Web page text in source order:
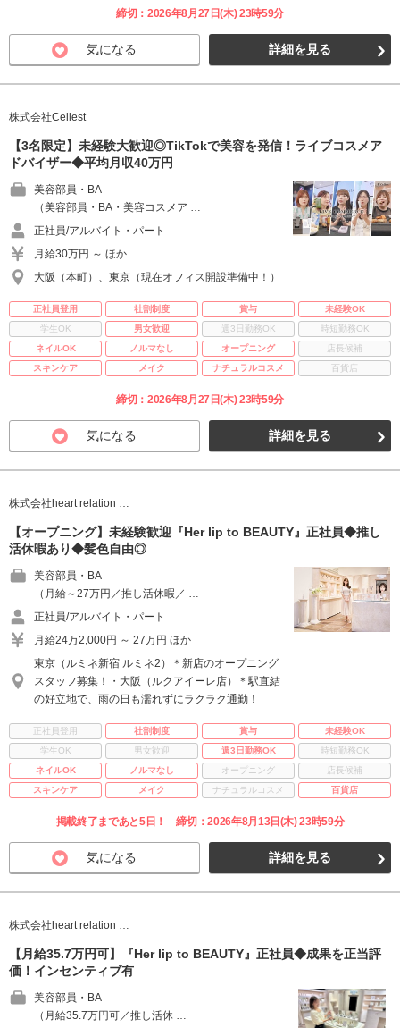
締切：2026年8月27日(木) 23時59分
気になる 詳細を見る
株式会社Cellest
【3名限定】未経験大歓迎◎TikTokで美容を発信！ライブコスメア
ドバイザー◆平均月収40万円
美容部員・BA
（美容部員・BA・美容コスメア …
正社員/アルバイト・パート
月給30万円 ～ ほか
大阪（本町）、東京（現在オフィス開設準備中！）
正社員登用 社割制度 賞与
未経験OK
学生OK
男女歓迎 週3日勤務OK
時短勤務OK
ネイルOK
ノルマなし オープニング
店長候補
スキンケア
メイク ナチュラルコスメ 百貨店
締切：2026年8月27日(木) 23時59分
気になる 詳細を見る
株式会社heart relation …
【オープニング】未経験歓迎『Her lip to BEAUTY』正社員◆推し
活休暇あり◆髪色自由◎
美容部員・BA
（月給～27万円／推し活休暇／ …
正社員/アルバイト・パート
月給24万2,000円 ～ 27万円 ほか
東京（ルミネ新宿 ルミネ2）＊新店のオープニング
スタッフ募集！・大阪（ルクアイーレ店）＊駅直結
の好立地で、雨の日も濡れずにラクラク通勤！
正社員登用 社割制度 賞与
未経験OK
学生OK
男女歓迎 週3日勤務OK
時短勤務OK
ネイルOK
ノルマなし オープニング
店長候補
スキンケア
メイク ナチュラルコスメ 百貨店
掲載終了まであと5日！ 締切：2026年8月13日(木) 23時59分
気になる 詳細を見る
株式会社heart relation …
【月給35.7万円可】『Her lip to BEAUTY』正社員◆成果を正当評
価！インセンティブ有
美容部員・BA
（月給35.7万円可／推し活休 …